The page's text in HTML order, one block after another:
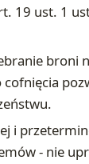
19 ust. 1
broni
i
- nie